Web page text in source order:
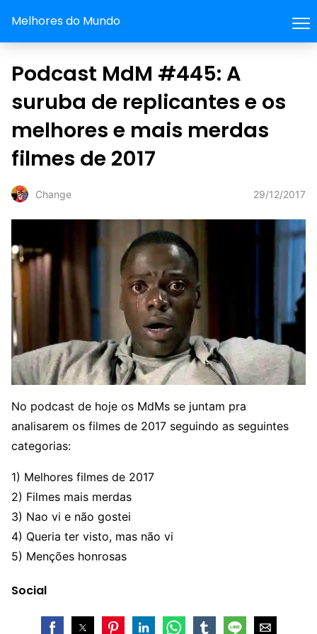
Melhores do Mundo
Podcast MdM #445: A
suruba de replicantes e os
melhores e mais merdas
filmes de 2017
Change 29/12/2017
No podcast de hoje os MdMs se juntam pra
analisarem os filmes de 2017 seguindo as seguintes
categorias:
1) Melhores filmes de 2017
2) Filmes mais merdas
3) Nao vi e não gostei
4) Queria ter visto, mas não vi
5) Menções honrosas
Social